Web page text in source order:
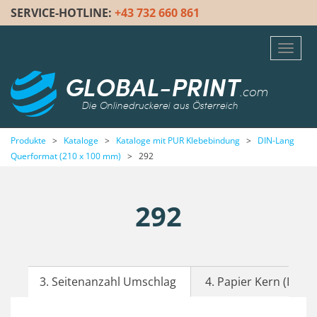
SERVICE-HOTLINE: +43 732 660 861
GLOBAL-PRINT.com
Die Onlinedruckerei aus Österreich
Produkte > Kataloge > Kataloge mit PUR Klebebindung >
DIN-Lang
Querformat (210 x 100 mm) > 292
292
3. Seitenanzahl Umschlag 4. Papier Kern